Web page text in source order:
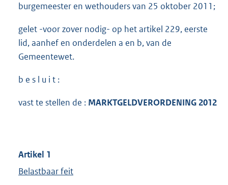
burgemeester en wethouders van 25 oktober 2011;
gelet -voor zover nodig- op het artikel 229, eerste
lid, aanhef en onderdelen a en b, van de
Gemeentewet.
b e s l u i t :
vast te stellen de : MARKTGELDVERORDENING 2012
Artikel 1
Belastbaar feit